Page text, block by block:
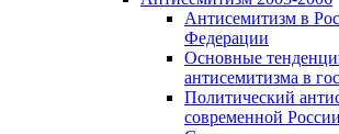
Антисемитизм в
Федерации
Основные
антисемитизма в
Политический
современной России